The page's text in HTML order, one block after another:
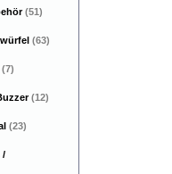
(51)
(63)
(7)
(12)
(23)
/